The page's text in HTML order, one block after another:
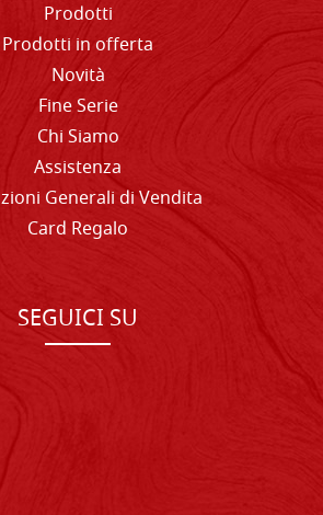
Prodotti
Prodotti in offerta
Novità
Fine Serie
Chi Siamo
Assistenza
Generali di Vendita
Card Regalo
SEGUICI SU